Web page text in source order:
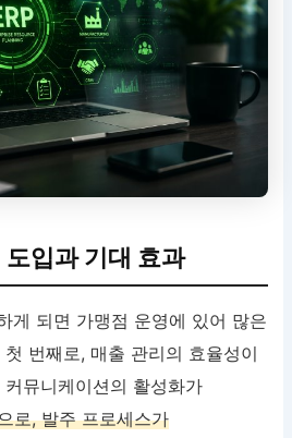
입과 기대 효과
게 되면 가맹점 운영에 있어 많은
번째로, 매출 관리의 효율성이
뮤니케이션의 활성화가
로, 발주 프로세스가